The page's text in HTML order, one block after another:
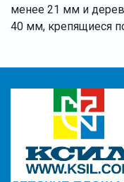
менее 21 мм и
40 мм, крепящиеся